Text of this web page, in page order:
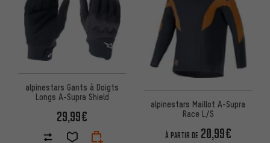
alpinestars Gants à Doigts
Longs A-Supra Shield
29,99€
alpinestars Maillot A-Supra
Race L/S
À PARTIR DE 20,99€